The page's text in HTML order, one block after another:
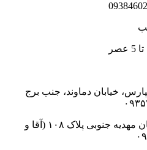
خیابان دماوند، جنب برج
: خیابان جی خیابان مهدیه جنوبی پلاک ۱۰۸ (آقا و